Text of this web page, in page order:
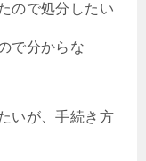
ので処分したい
で分からな
いが、手続き方